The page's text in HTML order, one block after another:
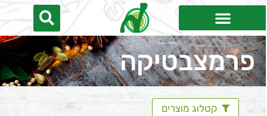
פרמצבטיקה
קטלוג מוצרים